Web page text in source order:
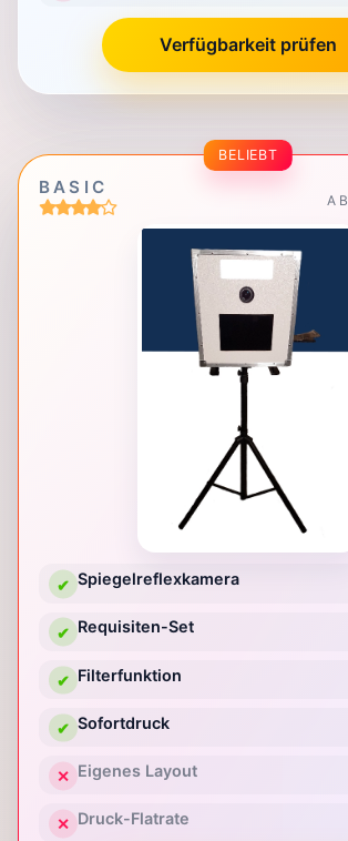
Verfügbarkeit prüfen
BELIEBT
BASIC
AB
✔ Spiegelreflexkamera
✔ Requisiten-Set
✔ Filterfunktion
✔ Sofortdruck
✕ Eigenes Layout
✕ Druck-Flatrate